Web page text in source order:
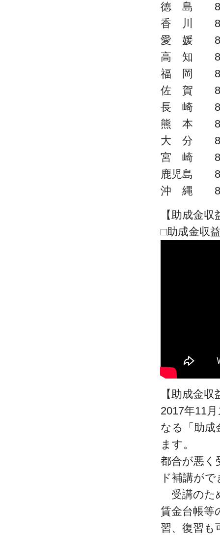
徳 島
香 川
愛 媛
高 知
福 岡
佐 賀
長 崎
熊 本
大 分
宮 崎
鹿児島
沖 縄
【助成金
□助成金収
【助成金
2017年11
なる「助成
ます。
都合が悪く
ド補講が
受講のた
賃金台帳等
習、復習も